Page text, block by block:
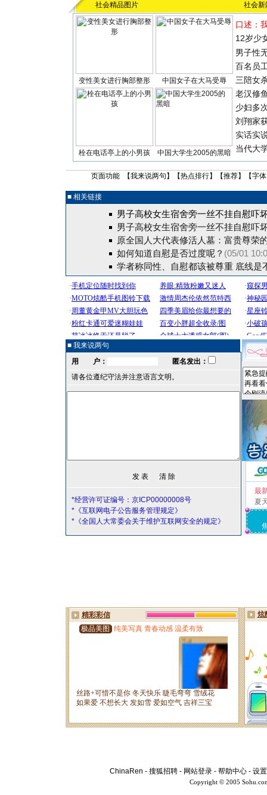
社会精品图片 社会新
变性美女进行胸部整形 中国女子在大马受辱
栓在电话亭上的小男孩 中国大学生2005的黑暗
口述：
12岁少
男子性
百名员
三陪女
老汉修
少妇多
刘翔家
实话实
当代大
页面功能 【我来说两句 】【热点排行】【推荐】【字
■ 相关链接
男子高校女生宿舍旁一丝不挂自慰吓
男子高校女生宿舍旁一丝不挂自慰吓
原全国人大代表修活人墓：富贵尊荣
如何知道自慰是否过度呢？ (05/01
学者称同性、自慰都该被尊重 底线是
■ 我来说两句
用 户：
匿名发出：
请各位遵纪守法并注意语言文明。
*经营许可证编号：京ICP00000008号
*《互联网电子公告服务管理规定》
*《全国人大常委会关于维护互联网安全的规定》
最
夏
ChinaRen - 搜狐招聘 - 网站登录 - 帮助中心 - 设
Copyright © 2005